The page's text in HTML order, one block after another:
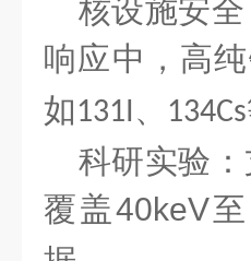
核设施安
响应中，高
如131I、 134Cs
科研实验
覆盖40keV至